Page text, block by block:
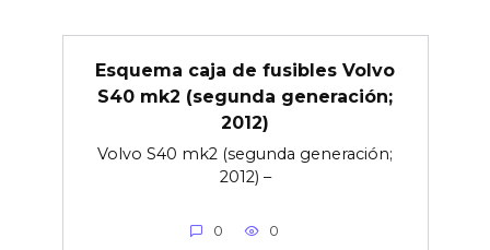
Esquema caja de fusibles Volvo
S40 mk2 (segunda generación;
2012)
Volvo S40 mk2 (segunda generación;
2012) –
0 0